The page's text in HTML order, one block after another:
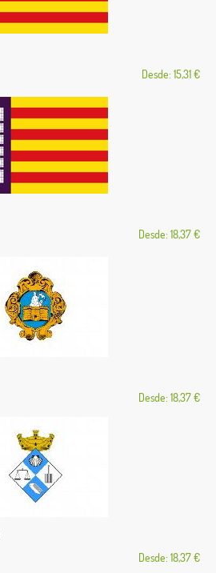
Desde: 15,31 €
Desde: 18,37 €
Desde: 18,37 €
Desde: 18,37 €